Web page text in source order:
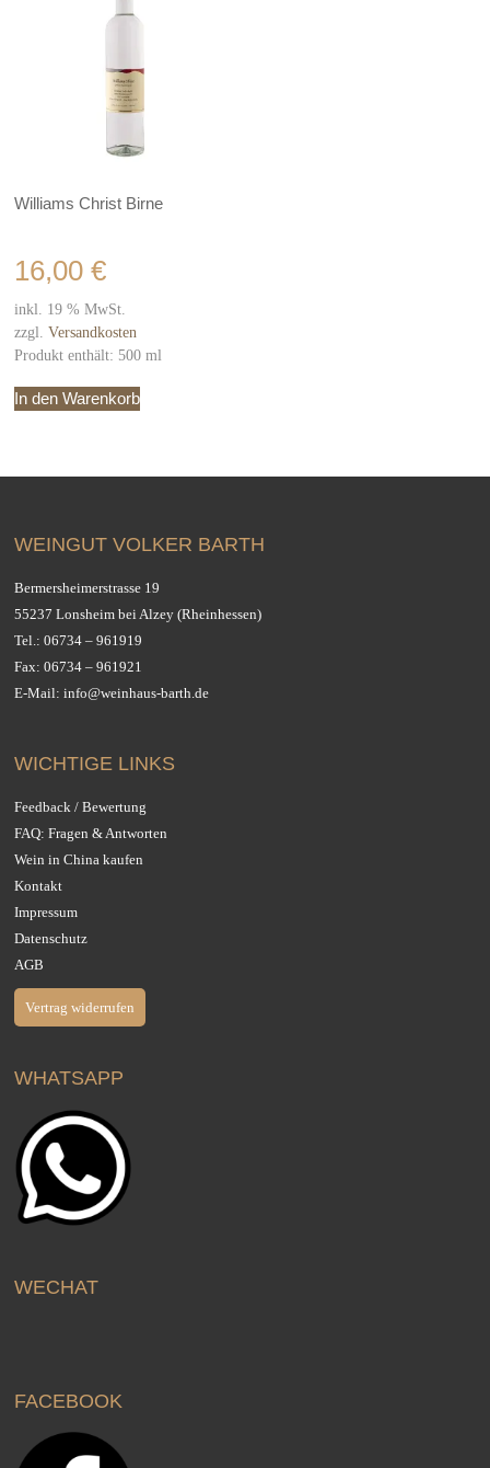
Williams Christ Birne
16,00€
inkl. 19 % MwSt.
zzgl.Versandkosten
Produkt enthält: 500ml
In den Warenkorb
WEINGUT VOLKER BARTH
Bermersheimerstrasse 19
55237 Lonsheim bei Alzey (Rheinhessen)
Tel.:06734 – 961919
Fax: 06734 – 961921
E-Mail:info@weinhaus-barth.de
WICHTIGE LINKS
Feedback / Bewertung
FAQ: Fragen & Antworten
Wein in China kaufen
Kontakt
Impressum
Datenschutz
AGB
Vertrag widerrufen
WHATSAPP
WECHAT
FACEBOOK